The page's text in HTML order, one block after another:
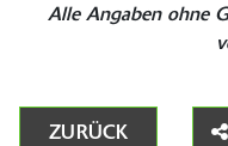
Alle Angaben ohne
ZURÜCK